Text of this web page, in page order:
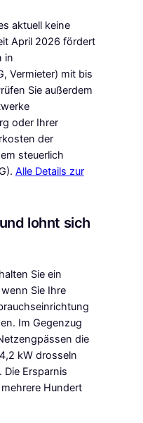
aktuell keine
April 2026 fördert
in
Vermieter) mit bis
Sie außerdem
oder Ihrer
der
steuerlich
Alle Details zur
lohnt sich
Sie ein
Sie Ihre
Im Gegenzug
die
kW drosseln
Die Ersparnis
Hundert